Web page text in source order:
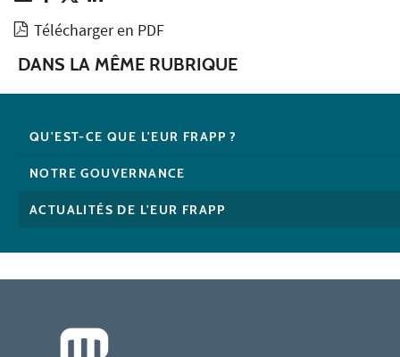
Télécharger en PDF
DANS LA MÊME RUBRIQUE
QU'EST-CE QUE L'EUR FRAPP ?
NOTRE GOUVERNANCE
ACTUALITÉS DE L'EUR FRAPP